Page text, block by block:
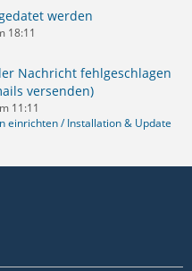
werden
18:11
Nachricht fehlgeschlagen
versenden)
11:11
einrichten / Installation & Update